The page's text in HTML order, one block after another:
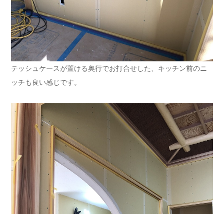
テッシュケースが置ける奥行でお打合せした、キッチン前のニ
ッチも良い感じです。